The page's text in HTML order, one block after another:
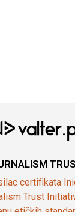
certifikata
Trust